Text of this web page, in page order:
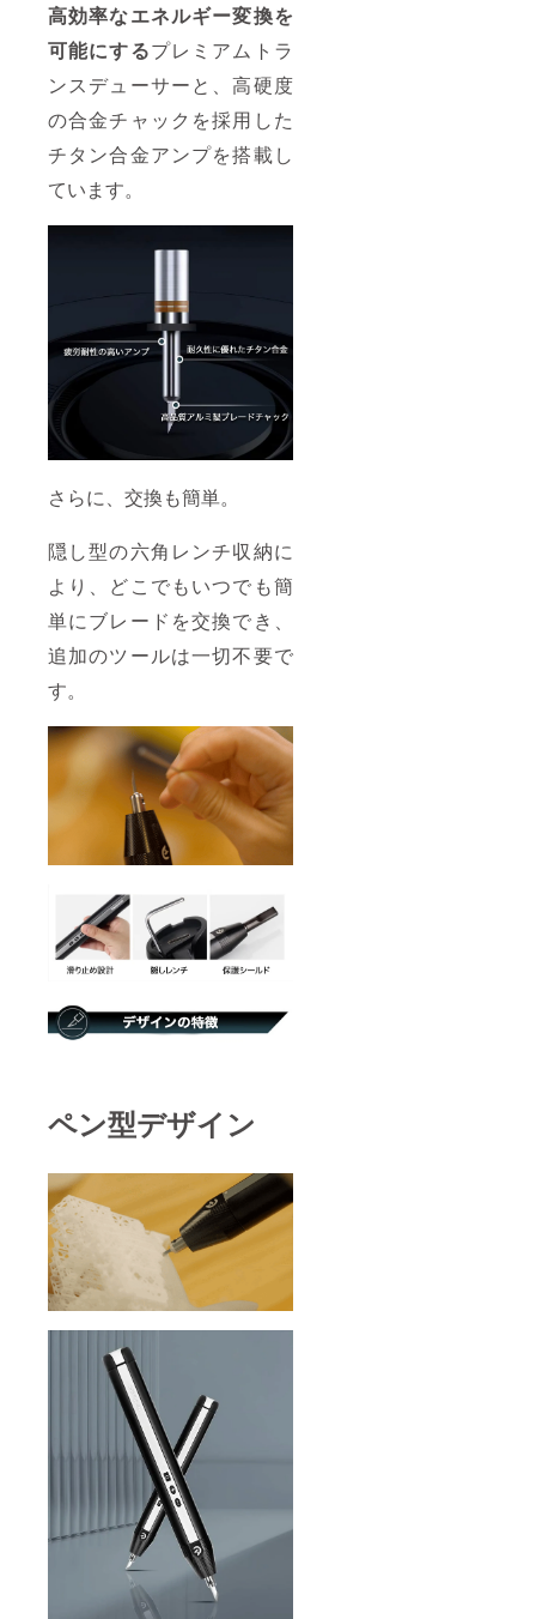
高効率なエネルギー変換を
可能にするプレミアムトラ
ンスデューサーと、高硬度
の合金チャックを採用した
チタン合金アンプを搭載し
ています。
さらに、交換も簡単。
隠し型の六角レンチ収納に
より、どこでもいつでも簡
単にブレードを交換でき、
追加のツールは一切不要で
す。
ペン型デザイン